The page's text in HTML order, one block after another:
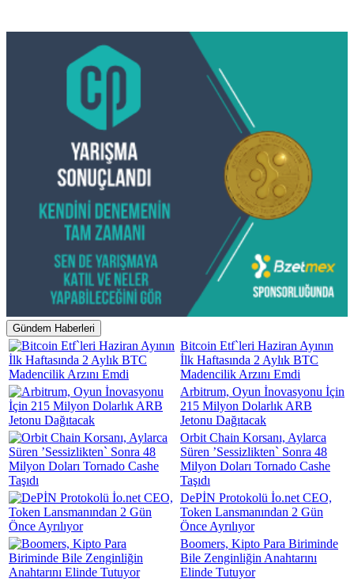
Gündem Haberleri
Bitcoin Etf`leri Haziran Ayının
İlk Haftasında 2 Aylık BTC
Madencilik Arzını Emdi
Arbitrum, Oyun İnovasyonu İçin
215 Milyon Dolarlık ARB
Jetonu Dağıtacak
Orbit Chain Korsanı, Aylarca
Süren ’Sessizlikten` Sonra 48
Milyon Doları Tornado Cashe
Taşıdı
DePİN Protokolü İo.net CEO,
Token Lansmanından 2 Gün
Önce Ayrılıyor
Boomers, Kipto Para Biriminde
Bile Zenginliğin Anahtarını
Elinde Tutuyor